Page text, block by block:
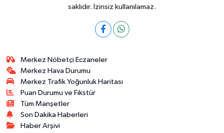
saklıdır. İzinsiz kullanılamaz.
Merkez Nöbetçi Eczaneler
Merkez Hava Durumu
Merkez Trafik Yoğunluk Haritası
Puan Durumu ve Fikstür
Tüm Manşetler
Son Dakika Haberleri
Haber Arşivi